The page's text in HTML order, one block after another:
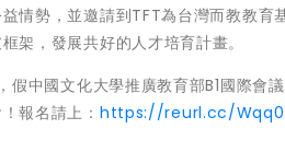
情勢，並邀請到TFT為台灣而教教
架，發展共好的人才培育計畫。
中國文化大學推廣教育部B1國際會
報名請上： https://reurl.cc/